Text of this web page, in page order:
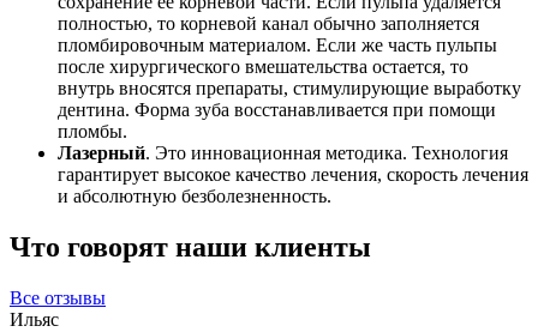
полностью, то корневой канал обычно заполняется
пломбировочным материалом. Если же часть пульпы
после хирургического вмешательства остается, то
внутрь вносятся препараты, стимулирующие выработку
дентина. Форма зуба восстанавливается при помощи
пломбы.
Лазерный. Это инновационная методика. Технология
гарантирует высокое качество лечения, скорость лечения
и абсолютную безболезненность.
Что говорят наши клиенты
Все отзывы
Ильяс